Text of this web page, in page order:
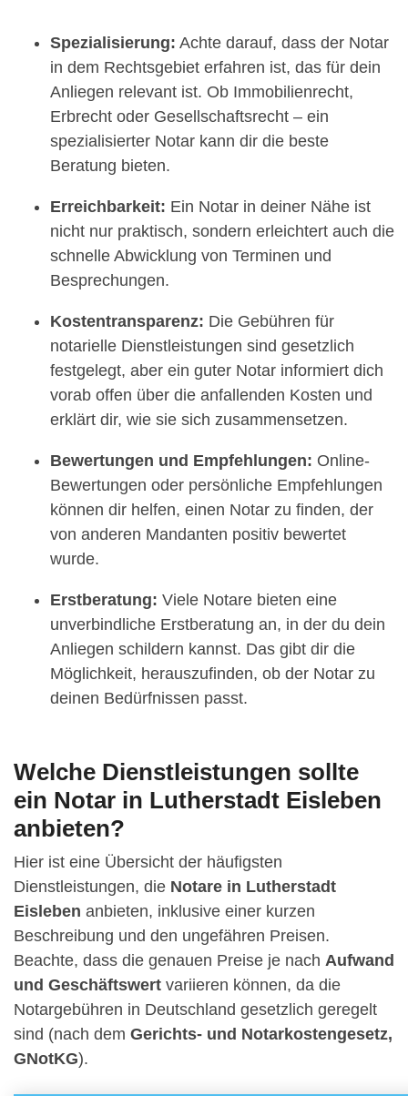
Spezialisierung: Achte darauf, dass der Notar
in dem Rechtsgebiet erfahren ist, das für dein
Anliegen relevant ist. Ob Immobilienrecht,
Erbrecht oder Gesellschaftsrecht – ein
spezialisierter Notar kann dir die beste
Beratung bieten.
Erreichbarkeit: Ein Notar in deiner Nähe ist
nicht nur praktisch, sondern erleichtert auch die
schnelle Abwicklung von Terminen und
Besprechungen.
Kostentransparenz: Die Gebühren für
notarielle Dienstleistungen sind gesetzlich
festgelegt, aber ein guter Notar informiert dich
vorab offen über die anfallenden Kosten und
erklärt dir, wie sie sich zusammensetzen.
Bewertungen und Empfehlungen: Online-
Bewertungen oder persönliche Empfehlungen
können dir helfen, einen Notar zu finden, der
von anderen Mandanten positiv bewertet
wurde.
Erstberatung: Viele Notare bieten eine
unverbindliche Erstberatung an, in der du dein
Anliegen schildern kannst. Das gibt dir die
Möglichkeit, herauszufinden, ob der Notar zu
deinen Bedürfnissen passt.
Welche Dienstleistungen sollte
ein Notar in Lutherstadt Eisleben
anbieten?
Hier ist eine Übersicht der häufigsten
Dienstleistungen, die Notare in Lutherstadt
Eisleben anbieten, inklusive einer kurzen
Beschreibung und den ungefähren Preisen.
Beachte, dass die genauen Preise je nach Aufwand
und Geschäftswert variieren können, da die
Notargebühren in Deutschland gesetzlich geregelt
sind (nach dem Gerichts- und Notarkostengesetz,
GNotKG).